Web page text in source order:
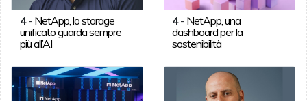
4- NetApp, lo storage
unificato guarda sempre
più all’AI
4- NetApp, una
dashboard per la
sostenibilità